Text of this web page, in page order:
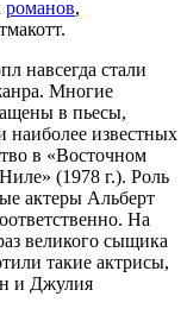
романов,
навсегда стали
Многие
в пьесы,
известных
в «Восточном
(1978 г.). Роль
актеры Альберт
На
великого сыщика
такие актрисы,
и Джулия